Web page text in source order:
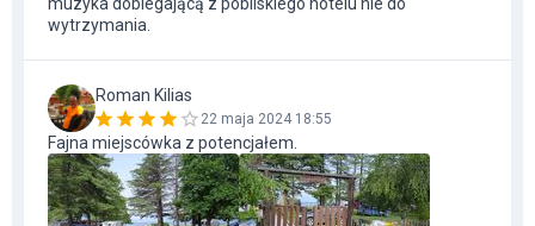
wytrzymania.
Roman Kilias
22 maja 2024 18:55
Fajna miejscówka z potencjałem.